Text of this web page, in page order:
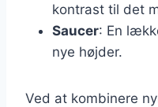
kontrast til det
Saucer: En
nye højder.
Ved at kombinere